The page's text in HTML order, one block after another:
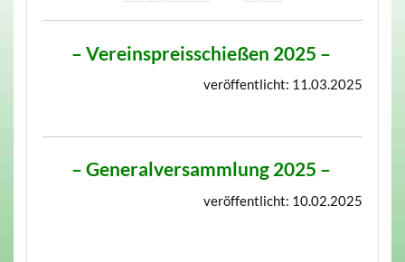
–Vereinspreisschießen 2025 –
veröffentlicht: 11.03.2025
–Generalversammlung 2025 –
veröffentlicht: 10.02.2025